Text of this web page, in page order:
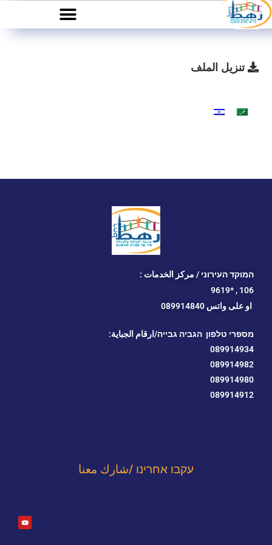
تنزيل الملف
המוקד העירוני / مركز الخدمات :
106 ,
*9619
او على واتس 089914840
מספרי טלפון הגביה גבייה/ارقام الجباية:
089914934
089914982
089914980
089914912
עקבו אחרינו /شارك معنا